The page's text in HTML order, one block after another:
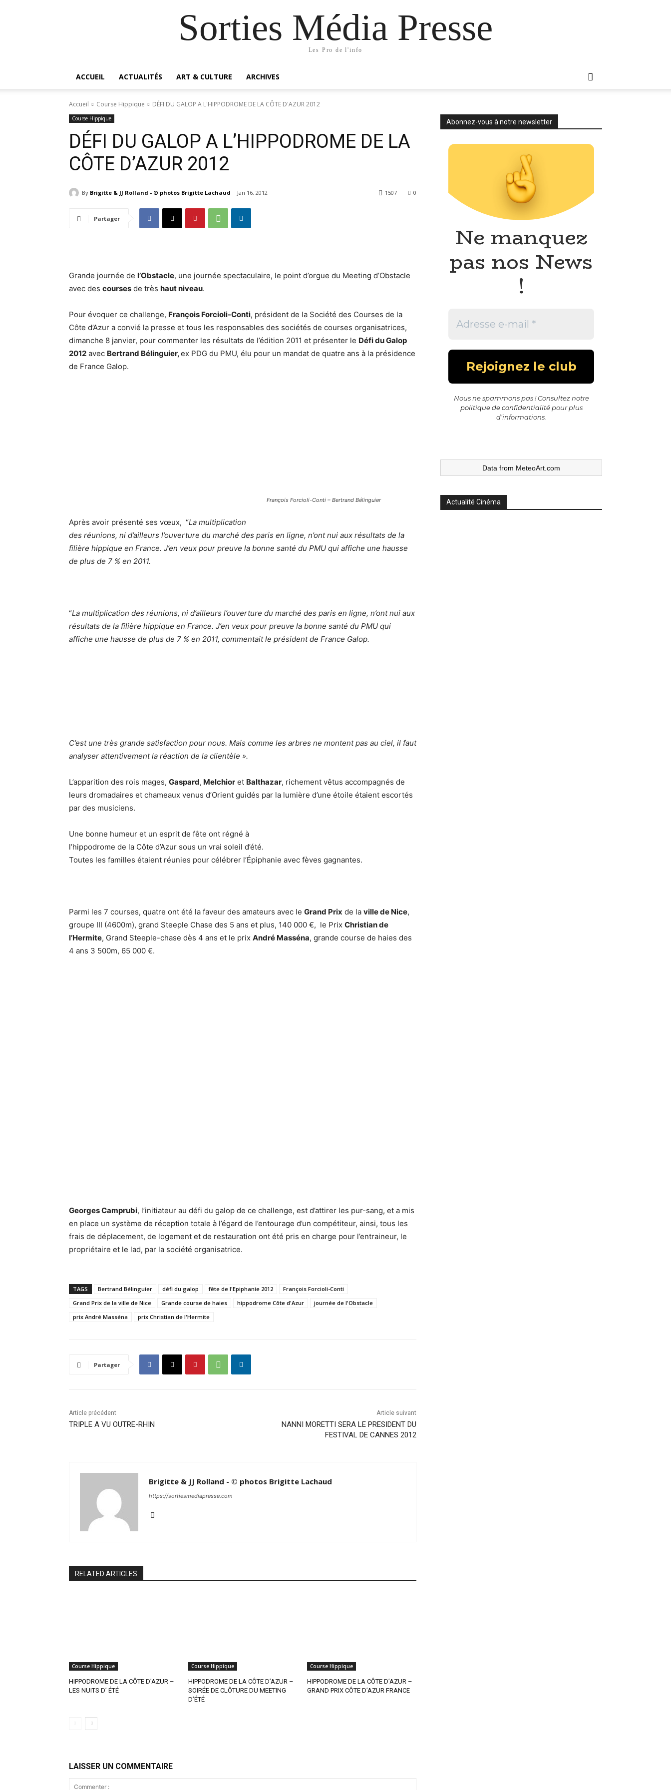
Sorties Média Presse
Les Pro de l'info
ACCUEIL ACTUALITÉS ART & CULTURE ARCHIVES
Accueil Course Hippique DÉFI DU GALOP A L'HIPPODROME DE LA CÔTE D'AZUR 2012
Course Hippique
DÉFI DU GALOP A L’HIPPODROME DE LA
CÔTE D’AZUR 2012
By Brigitte & JJ Rolland - © photos Brigitte Lachaud Jan 16, 2012 0
1507
Partager
Grande journée de l’Obstacle, une journée spectaculaire, le point d’orgue du Meeting d’Obstacle
avec des courses de très haut niveau.
Pour évoquer ce challenge, François Forcioli-Conti, président de la Société des Courses de la
Côte d’Azur a convié la presse et tous les responsables des sociétés de courses organisatrices,
dimanche 8 janvier, pour commenter les résultats de l’édition 2011 et présenter le Défi du Galop
2012 avec Bertrand Bélinguier,ex PDG du PMU, élu pour un mandat de quatre ans à la présidence
de France Galop.
François Forcioli-Conti – Bertrand Bélinguier
Après avoir présenté ses vœux, “La multiplication
des réunions, ni d’ailleurs l’ouverture du marché des paris en ligne, n’ont nui aux résultats de la
filière hippique en France. J’en veux pour preuve la bonne santé du PMU qui affiche une hausse
de plus de 7 % en 2011.
“La multiplication des réunions, ni d’ailleurs l’ouverture du marché des paris en ligne, n’ont nui aux
résultats de la filière hippique en France. J’en veux pour preuve la bonne santé du PMU qui
affiche une hausse de plus de 7 % en 2011, commentait le président de France Galop.
C’est une très grande satisfaction pour nous. Mais comme les arbres ne montent pas au ciel, il faut
analyser attentivement la réaction de la clientèle ».
L’apparition des rois mages, Gaspard, Melchior et Balthazar, richement vêtus accompagnés de
leurs dromadaires et chameaux venus d’Orient guidés par la lumière d’une étoile étaient escortés
par des musiciens.
Une bonne humeur et un esprit de fête ont régné à
l’hippodrome de la Côte d’Azur sous un vrai soleil d’été.
Toutes les familles étaient réunies pour célébrer l’Épiphanie avec fèves gagnantes.
Parmi les 7 courses, quatre ont été la faveur des amateurs avec le Grand Prix de la ville de Nice,
groupe III (4600m), grand Steeple Chase des 5 ans et plus, 140 000 €, le Prix Christian de
l’Hermite, Grand Steeple-chase dès 4 ans et le prix André Masséna, grande course de haies des
4 ans 3 500m, 65 000 €.
Georges Camprubi, l’initiateur au défi du galop de ce challenge, est d’attirer les pur-sang, et a mis
en place un système de réception totale à l’égard de l’entourage d’un compétiteur, ainsi, tous les
frais de déplacement, de logement et de restauration ont été pris en charge pour l’entraineur, le
propriétaire et le lad, par la société organisatrice.
TAGS Bertrand Bélinguier défi du galop fête de l'Epiphanie 2012
François Forcioli-Conti
Grand Prix de la ville de Nice
Grande course de haies hippodrome Côte d'Azur
journée de l'Obstacle
prix André Masséna
prix Christian de l'Hermite
Partager
Article précédent
TRIPLE A VU OUTRE-RHIN
Article suivant
NANNI MORETTI SERA LE PRESIDENT DU
FESTIVAL DE CANNES 2012
Brigitte & JJ Rolland - © photos Brigitte Lachaud
https://sortiesmediapresse.com
RELATED ARTICLES
Course Hippique
HIPPODROME DE LA CÔTE D’AZUR –
LES NUITS D’ ÉTÉ
Course Hippique
HIPPODROME DE LA CÔTE D’AZUR –
SOIRÉE DE CLÔTURE DU MEETING
D’ÉTÉ
Course Hippique
HIPPODROME DE LA CÔTE D’AZUR –
GRAND PRIX CÔTE D’AZUR FRANCE
LAISSER UN COMMENTAIRE
Abonnez-vous à notre newsletter
Ne manquez
pas nos News
!
Nous ne spammons pas ! Consultez notre
politique de confidentialitépour plus
d’informations.
Data from MeteoArt.com
Actualité Cinéma